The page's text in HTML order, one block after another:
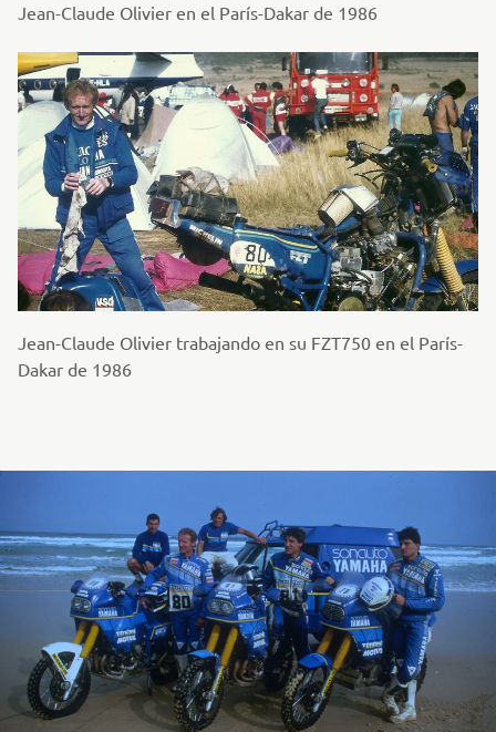
Jean-Claude Olivier en el París-Dakar de 1986
Jean-Claude Olivier trabajando en su FZT750 en el París-
Dakar de 1986